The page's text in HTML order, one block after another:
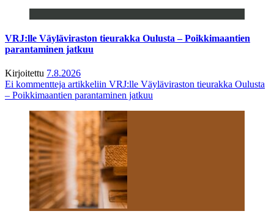
VRJ:lle Väyläviraston tieurakka Oulusta – Poikkimaantien
parantaminen jatkuu
Kirjoitettu 7.8.2026
Ei kommentteja artikkeliin VRJ:lle Väyläviraston tieurakka Oulusta
– Poikkimaantien parantaminen jatkuu